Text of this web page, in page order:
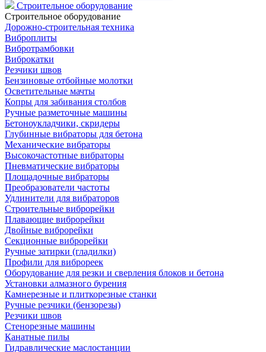
Строительное оборудование
Строительное оборудование
Дорожно-строительная техника
Виброплиты
Вибротрамбовки
Виброкатки
Резчики швов
Бензиновые отбойные молотки
Осветительные мачты
Копры для забивания столбов
Ручные разметочные машины
Бетоноукладчики, скридеры
Глубинные вибраторы для бетона
Механические вибраторы
Высокочастотные вибраторы
Пневматические вибраторы
Площадочные вибраторы
Преобразователи частоты
Удлинители для вибраторов
Строительные виброрейки
Плавающие виброрейки
Двойные виброрейки
Секционные виброрейки
Ручные затирки (гладилки)
Профили для виброреек
Оборудование для резки и сверления блоков и бетона
Установки алмазного бурения
Камнерезные и плиткорезные станки
Ручные резчики (бензорезы)
Резчики швов
Стенорезные машины
Канатные пилы
Гидравлические маслостанции